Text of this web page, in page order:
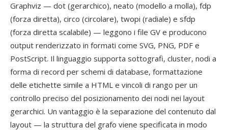
Graphviz — dot (gerarchico), neato (modello a molla), fdp
(forza diretta), circo (circolare), twopi (radiale) e sfdp
(forza diretta scalabile) — leggono i file GV e producono
output renderizzato in formati come SVG, PNG, PDF e
PostScript. Il linguaggio supporta sottografi, cluster, nodi a
forma di record per schemi di database, formattazione
delle etichette simile a HTML e vincoli di rango per un
controllo preciso del posizionamento dei nodi nei layout
gerarchici. Un vantaggio è la separazione del contenuto dal
layout — la struttura del grafo viene specificata in modo